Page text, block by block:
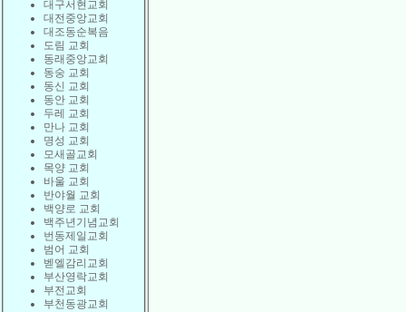
대구서현교회
대전중앙교회
대조동순복음
도림 교회
동래중앙교회
동숭 교회
동신 교회
동안 교회
두레 교회
만나 교회
명성 교회
모새골교회
목양 교회
바울 교회
반야월 교회
백양로 교회
백주년기념교회
번동제일교회
범어 교회
벧엘감리교회
부산영락교회
부전교회
부천동광교회